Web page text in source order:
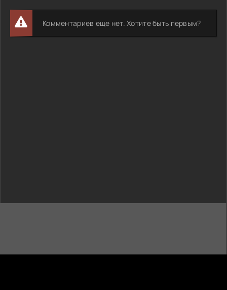
Комментариев еще нет. Хотите быть первым?